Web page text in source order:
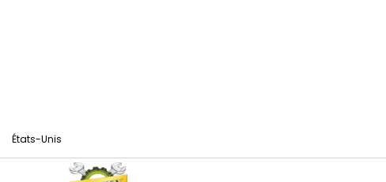
États-Unis